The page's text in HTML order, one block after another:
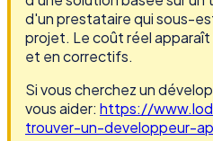
d'un prestataire qui sous-
projet. Le coût réel
et en correctifs.
Si vous cherchez un
vous aider: https://
trouver-un-developpeur-